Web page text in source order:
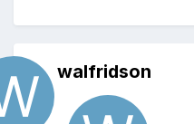
walfridson